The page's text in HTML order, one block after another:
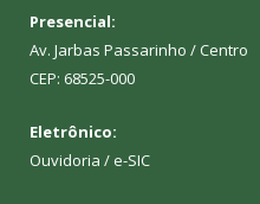
Presencial:
Av. Jarbas Passarinho / Centro
CEP: 68525-000
Eletrônico:
Ouvidoria / e-SIC